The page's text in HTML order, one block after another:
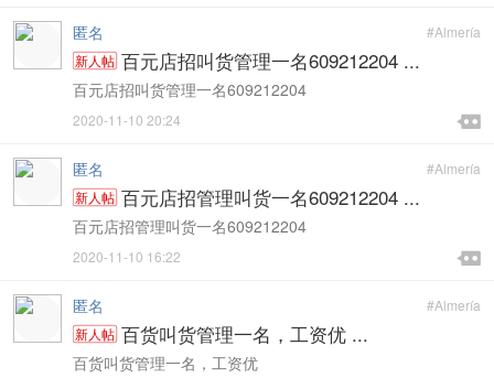
#Almería
匿名
新人帖 百元店招叫货管理一名609212204 ...
百元店招叫货管理一名609212204

2020-11-10 20:24 
#Almería
匿名
新人帖 百元店招管理叫货一名609212204 ...
百元店招管理叫货一名609212204

2020-11-10 16:22 
#Almería
匿名
新人帖 百货叫货管理一名，工资优 ...
百货叫货管理一名，工资优